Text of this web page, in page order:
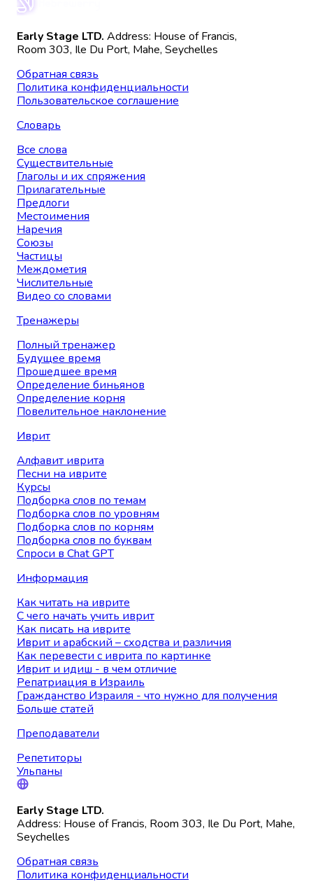
Early Stage LTD. Address: House of Francis,
Room 303, Ile Du Port, Mahe, Seychelles
Обратная связь
Политика конфиденциальности
Пользовательское соглашение
Словарь
Все слова
Существительные
Глаголы и их спряжения
Прилагательные
Предлоги
Местоимения
Наречия
Союзы
Частицы
Междометия
Числительные
Видео со словами
Тренажеры
Полный тренажер
Будущее время
Прошедшее время
Определение биньянов
Определение корня
Повелительное наклонение
Иврит
Алфавит иврита
Песни на иврите
Курсы
Подборка слов по темам
Подборка слов по уровням
Подборка слов по корням
Подборка слов по буквам
Спроси в Chat GPT
Информация
Как читать на иврите
С чего начать учить иврит
Как писать на иврите
Иврит и арабский – сходства и различия
Как перевести с иврита по картинке
Иврит и идиш - в чем отличие
Репатриация в Израиль
Гражданство Израиля - что нужно для получения
Больше статей
Преподаватели
Репетиторы
Ульпаны
Early Stage LTD.
Address: House of Francis, Room 303, Ile Du Port, Mahe,
Seychelles
Обратная связь
Политика конфиденциальности